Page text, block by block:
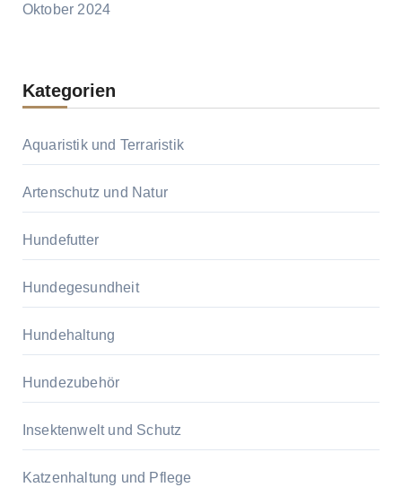
Oktober 2024
Kategorien
Aquaristik und Terraristik
Artenschutz und Natur
Hundefutter
Hundegesundheit
Hundehaltung
Hundezubehör
Insektenwelt und Schutz
Katzenhaltung und Pflege